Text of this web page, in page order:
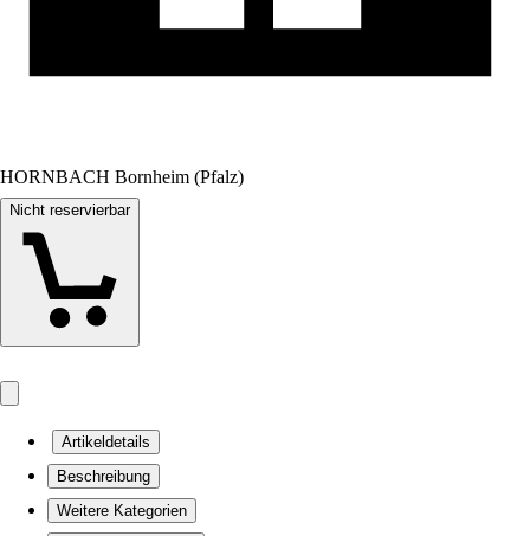
HORNBACH Bornheim (Pfalz)
Nicht reservierbar
Artikeldetails
Beschreibung
Weitere Kategorien